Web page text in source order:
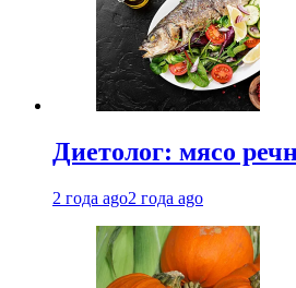
Диетолог: мясо
2 года ago2 года ago